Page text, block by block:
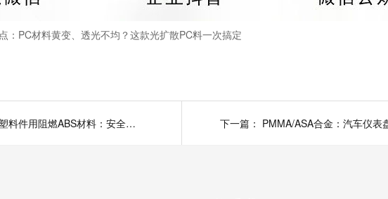
：PC材料黄变、透光不均？这款光扩散PC料一次搞定
电器元件塑料件用阻燃ABS材料：安全与性能的完美融合 下一篇：